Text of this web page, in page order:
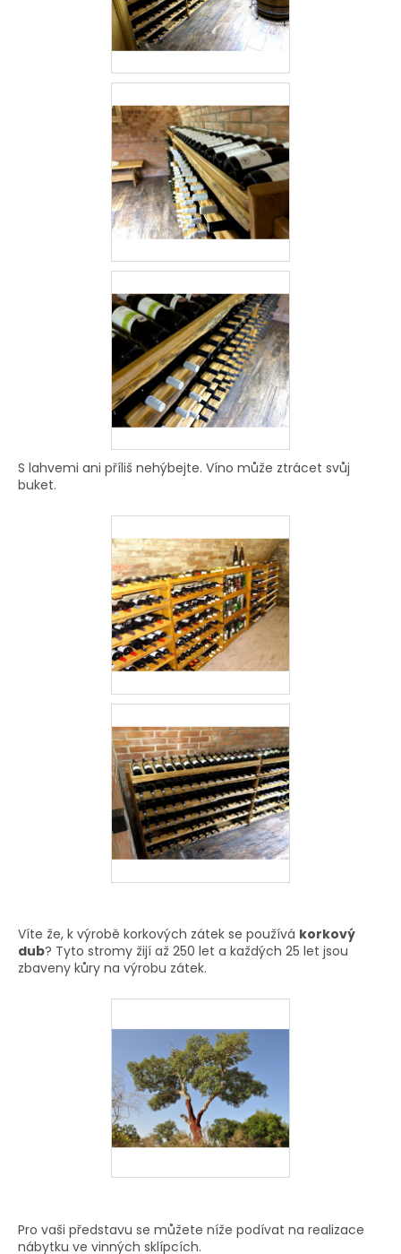
S lahvemi ani příliš nehýbejte. Víno může ztrácet svůj
buket.
Víte že, k výrobě korkových zátek se používá korkový
dub? Tyto stromy žijí až 250 let a každých 25 let jsou
zbaveny kůry na výrobu zátek.
Pro vaši představu se můžete níže podívat na realizace
nábytku ve vinných sklípcích.